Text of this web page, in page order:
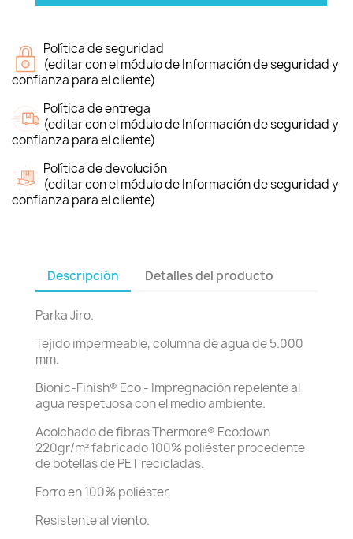
Política de seguridad
(editar con el módulo de Información de seguridad y
confianza para el cliente)
Política de entrega
(editar con el módulo de Información de seguridad y
confianza para el cliente)
Política de devolución
(editar con el módulo de Información de seguridad y
confianza para el cliente)
Descripción Detalles del producto
Parka Jiro.
Tejido impermeable, columna de agua de 5.000
mm.
Bionic-Finish® Eco - Impregnación repelente al
agua respetuosa con el medio ambiente.
Acolchado de fibras Thermore® Ecodown
220gr/m² fabricado 100% poliéster procedente
de botellas de PET recicladas.
Forro en 100% poliéster.
Resistente al viento.